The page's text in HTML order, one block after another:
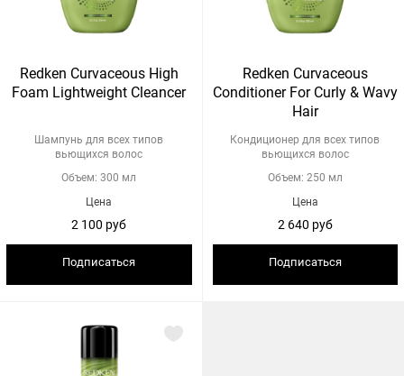
120
Redken Curvaceous High
Foam Lightweight Cleancer
Шампунь для всех типов
вьющихся волос
Объем: 300 мл
Цена
2 100 руб
Подписаться
Redken Curvaceous
Conditioner For Curly & Wavy
Hair
Кондиционер для всех типов
вьющихся волос
Объем: 250 мл
Цена
2 640 руб
Подписаться